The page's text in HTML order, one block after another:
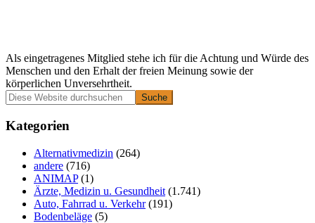
Als eingetragenes Mitglied stehe ich für die Achtung und Würde des
Menschen und den Erhalt der freien Meinung sowie der
körperlichen Unversehrtheit.
Primäre
Seitenleiste
Diese
Website
durchsuchen
Kategorien
Alternativmedizin (264)
andere (716)
ANIMAP(1)
Ärzte, Medizin u. Gesundheit (1.741)
Auto, Fahrrad u. Verkehr(191)
Bodenbeläge (5)